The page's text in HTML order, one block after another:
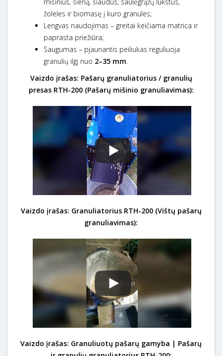
žoleles ir biomasę į kuro granules;
Lengvas naudojimas – greitai keičiama matrica ir
paprasta priežiūra;
Saugumas – pjaunantis peiliukas reguliuoja
granulių ilgį nuo 2–35 mm
Vaizdo įrašas: Pašarų granuliatorius / granulių
presas RTH-200 (Pašarų mišinio granuliavimas):
Vaizdo įrašas: Granuliatorius RTH-200 (Vištų pašarų
granuliavimas):
Vaizdo įrašas: Granuliuotų pašarų gamyba | Pašarų